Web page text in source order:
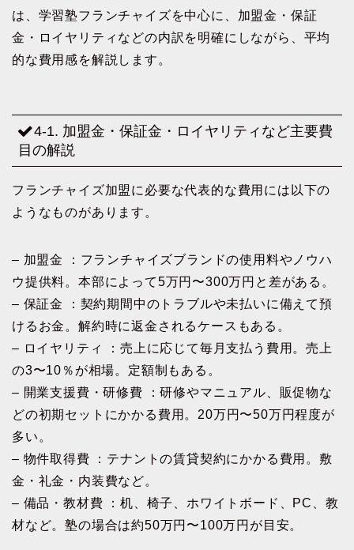
は、学習塾フランチャイズを中心に、加盟金・保証
金・ロイヤリティなどの内訳を明確にしながら、平均
的な費用感を解説します。
4-1. 加盟金・保証金・ロイヤリティなど主要費
目の解説
フランチャイズ加盟に必要な代表的な費用には以下の
ようなものがあります。
– 加盟金 ：フランチャイズブランドの使用料やノウハ
ウ提供料。本部によって5万円〜300万円と差がある。
– 保証金 ：契約期間中のトラブルや未払いに備えて預
けるお金。解約時に返金されるケースもある。
– ロイヤリティ ：売上に応じて毎月支払う費用。売上
の3〜10％が相場。定額制もある。
– 開業支援費・研修費 ：研修やマニュアル、販促物な
どの初期セットにかかる費用。20万円〜50万円程度が
多い。
– 物件取得費 ：テナントの賃貸契約にかかる費用。敷
金・礼金・内装費など。
– 備品・教材費 ：机、椅子、ホワイトボード、PC、教
材など。塾の場合は約50万円〜100万円が目安。